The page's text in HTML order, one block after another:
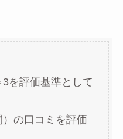
を評価基準として
の口コミを評価